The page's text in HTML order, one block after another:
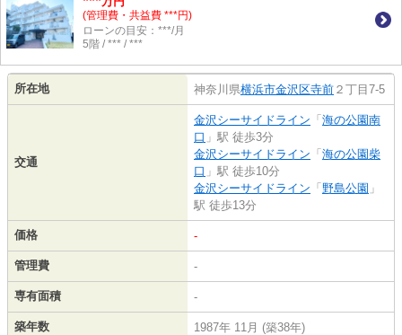
(管理費・共益費 ***円)
ローンの目安：***/月
5階 / *** / ***
所在地 神奈川県横浜市金沢区寺前 ２丁目7-5
交通
金沢シーサイドライン 「 海の公園南
口 」駅 徒歩3分
金沢シーサイドライン 「 海の公園柴
口 」駅 徒歩10分
金沢シーサイドライン 「 野島公園 」
駅 徒歩13分
価格 -
管理費 -
専有面積 -
築年数 1987年 11月 (築38年)